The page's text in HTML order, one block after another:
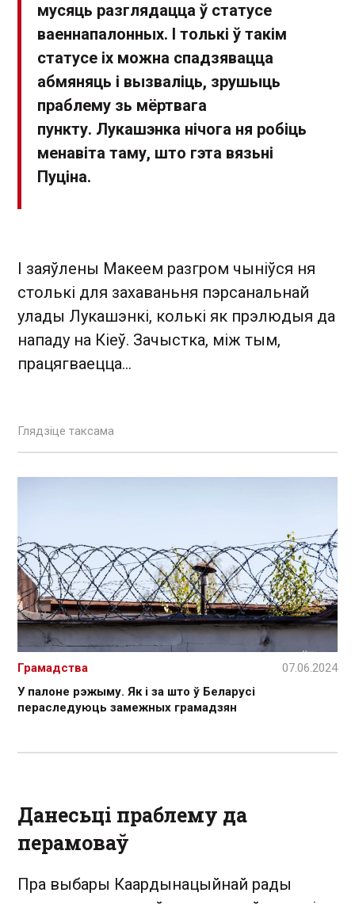
мусяць разглядацца ў статусе
ваеннапалонных. І толькі ў такім
статусе іх можна спадзявацца
абмяняць і вызваліць, зрушыць
праблему зь мёртвага
пункту. Лукашэнка нічога ня робіць
менавіта таму, што гэта вязьні
Пуціна.
І заяўлены Макеем разгром чыніўся ня
столькі для захаваньня пэрсанальнай
улады Лукашэнкі, колькі як прэлюдыя да
нападу на Кіеў. Зачыстка, між тым,
працягваецца...
Глядзіце таксама
У палоне рэжыму. Як і за што ў Беларусі
пераследуюць замежных грамадзян
Грамадства 07.06.2024
Данесьці праблему да
перамоваў
Пра выбары Каардынацыйнай рады